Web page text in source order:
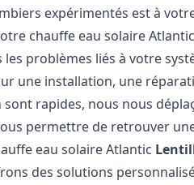
expérimentés est à
chauffe eau solaire Atlantic
problèmes liés à votre
une installation, une
rapides, nous nous
permettre de retrouver
eau solaire Atlantic
des solutions